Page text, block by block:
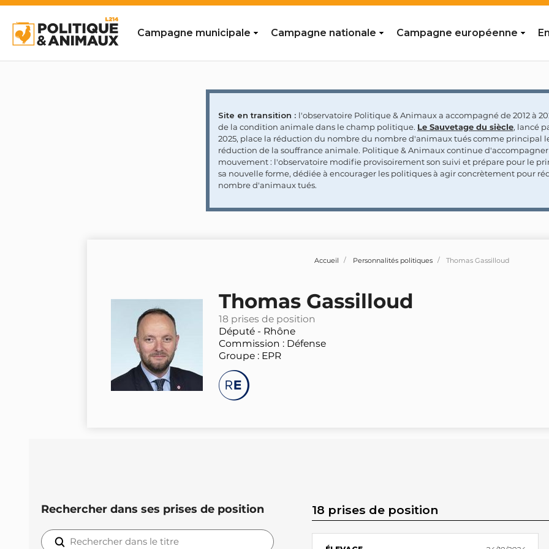
Campagne municipale Campagne nationale Campagne européenne
Site en transition : l'observatoire Politique & Animaux a accompagné de 2012 à
de la condition animale dans le champ politique. Le Sauvetage du siècle, lancé
2025, place la réduction du nombre du nombre d'animaux tués comme principal
réduction de la souffrance animale. Politique & Animaux continue d'accompagner
mouvement : l'observatoire modifie provisoirement son suivi et prépare pour le
sa nouvelle forme, dédiée à encourager les politiques à agir concrètement pour
nombre d'animaux tués.
Accueil Personnalités politiques Thomas Gassilloud
Thomas Gassilloud
18 prises de position
Député - Rhône
Commission : Défense
Groupe : EPR
Rechercher dans ses prises de position 18 prises de position